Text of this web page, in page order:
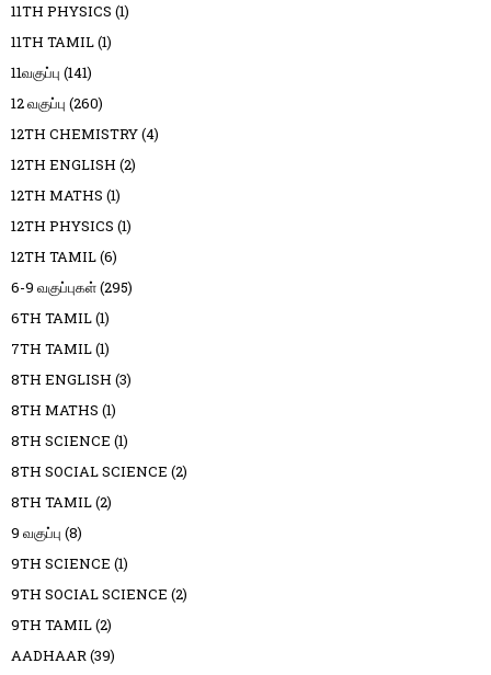
11TH PHYSICS (1)
11TH TAMIL(1)
11வகுப்பு (141)
12 வகுப்பு (260)
12TH CHEMISTRY(4)
12TH ENGLISH (2)
12TH MATHS (1)
12TH PHYSICS (1)
12TH TAMIL(6)
6-9 வகுப்புகள்(295)
6TH TAMIL(1)
7TH TAMIL(1)
8TH ENGLISH (3)
8TH MATHS (1)
8TH SCIENCE (1)
8TH SOCIAL SCIENCE (2)
8TH TAMIL(2)
9 வகுப்பு (8)
9TH SCIENCE (1)
9TH SOCIAL SCIENCE (2)
9TH TAMIL(2)
AADHAAR(39)